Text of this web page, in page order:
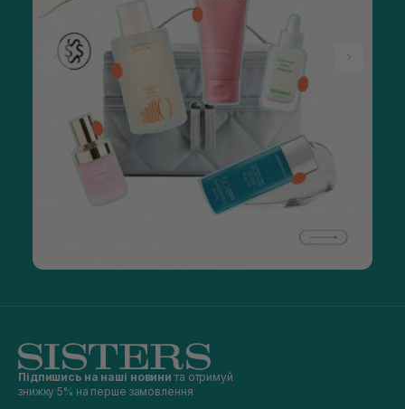
Підпишись на наші новини та отримуй
знижку 5% на перше замовлення